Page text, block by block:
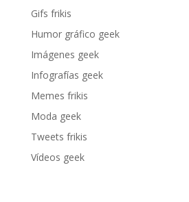
Gifs frikis
Humor gráfico geek
Imágenes geek
Infografías geek
Memes frikis
Moda geek
Tweets frikis
Vídeos geek